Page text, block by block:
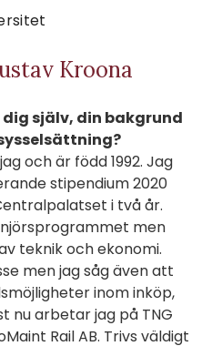
Kroona
själv, din bakgrund
och är född 1992. Jag
stipendium 2020
i två år.
men
teknik och ekonomi.
men jag såg även att
inom inköp,
nu arbetar jag på TNG
Rail AB. Trivs väldigt